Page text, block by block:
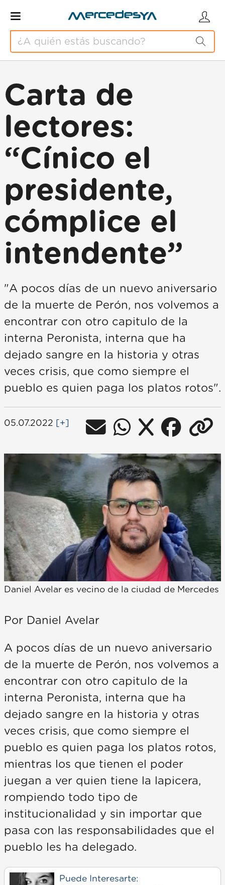
Carta de
lectores:
“Cínico el
presidente,
cómplice el
intendente”
"A pocos días de un nuevo aniversario
de la muerte de Perón, nos volvemos a
encontrar con otro capitulo de la
interna Peronista, interna que ha
dejado sangre en la historia y otras
veces crisis, que como siempre el
pueblo es quien paga los platos rotos".
05.07.2022 [+]
Daniel Avelar es vecino de la ciudad de Mercedes
Por Daniel Avelar
A pocos días de un nuevo aniversario
de la muerte de Perón, nos volvemos a
encontrar con otro capitulo de la
interna Peronista, interna que ha
dejado sangre en la historia y otras
veces crisis, que como siempre el
pueblo es quien paga los platos rotos,
mientras los que tienen el poder
juegan a ver quien tiene la lapicera,
rompiendo todo tipo de
institucionalidad y sin importar que
pasa con las responsabilidades que el
pueblo les ha delegado.
Puede Interesarte: